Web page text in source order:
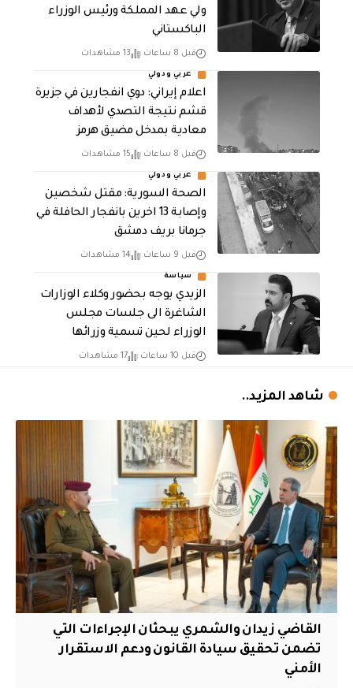
ولي عهد المملكة ورئيس الوزراء
الباكستاني
قبل 8 ساعات 13 مشاهدات
عربي ودولي
اعلام إيراني: دوي انفجارين في جزيرة
قشم نتيجة التصدي لأهداف
معادية بمدخل مضيق هرمز
قبل 8 ساعات 15 مشاهدات
عربي ودولي
الصحة السورية: مقتل شخصين
وإصابة 13 اخرين بانفجار الحافلة في
جرمانا بريف دمشق
قبل 9 ساعات 14 مشاهدات
سياسة
الزيدي يوجه بحضور وكلاء الوزارات
الشاغرة الى جلسات مجلس
الوزراء لحين تسمية وزرائها
قبل 10 ساعات 17 مشاهدات
شاهد المزيد..
القاضي زيدان والشمري يبحثان الإجراءات التي
تضمن تحقيق سيادة القانون ودعم الاستقرار
الأمني